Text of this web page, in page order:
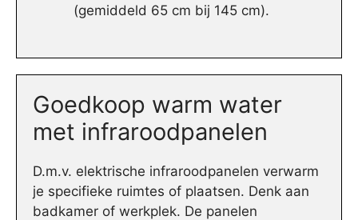
(gemiddeld 65 cm bij 145 cm).
Goedkoop warm water
met infraroodpanelen
D.m.v. elektrische infraroodpanelen verwarm
je specifieke ruimtes of plaatsen. Denk aan
badkamer of werkplek. De panelen